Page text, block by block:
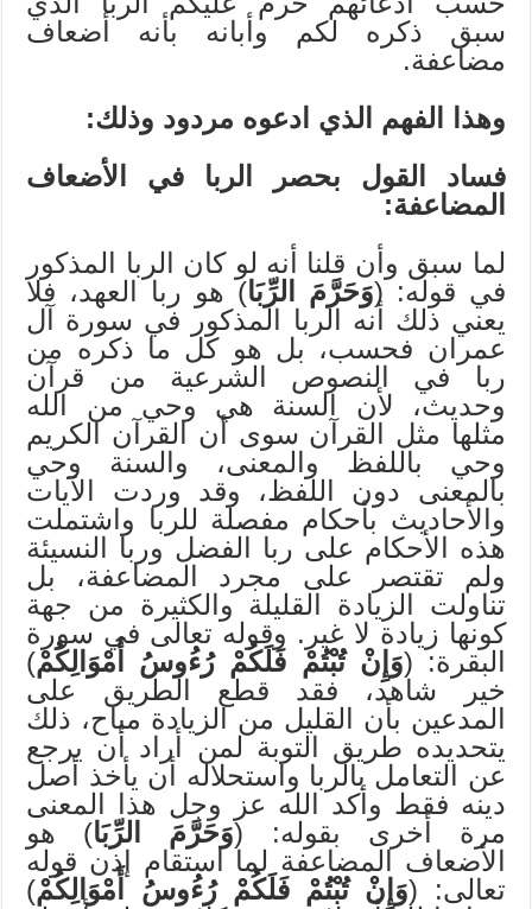
سبق ذكره لكم وأبانه بأنه أضعاف
مضاعفة.
وهذا الفهم الذي ادعوه مردود وذلك:
فساد القول بحصر الربا في الأضعاف
المضاعفة:
لما سبق وأن قلنا أنه لو كان الربا المذكور
في قوله: (وَحَرَّمَ الرِّبَا) هو ربا العهد، فلا
يعني ذلك أنه الربا المذكور في سورة آل
عمران فحسب، بل هو كل ما ذكره من
ربا في النصوص الشرعية من قرآن
وحديث، لأن السنة هي وحي من الله
مثلها مثل القرآن سوى أن القرآن الكريم
وحي باللفظ والمعنى، والسنة وحي
بالمعنى دون اللفظ، وقد وردت الآيات
والأحاديث بأحكام مفصلة للربا واشتملت
هذه الأحكام على ربا الفضل وربا النسيئة
ولم تقتصر على مجرد المضاعفة، بل
تناولت الزيادة القليلة والكثيرة من جهة
كونها زيادة لا غير. وقوله تعالى في سورة
البقرة: (وَإِنْ تُبْتُمْ فَلَكُمْ رُءُوسُ أَمْوَالِكُمْ)
خير شاهد، فقد قطع الطريق على
المدعين بأن القليل من الزيادة مباح، ذلك
يتحديده طريق التوبة لمن أراد أن يرجع
عن التعامل بالربا واستحلاله أن يأخذ أصل
دينه فقط وأكد الله عز وجل هذا المعنى
مرة أخرى بقوله: (وَحَرَّمَ الرِّبَا) هو
الأضعاف المضاعفة لما استقام إذن قوله
تعالى: (وَإِنْ تُبْتُمْ فَلَكُمْ رُءُوسُ أَمْوَالِكُمْ)